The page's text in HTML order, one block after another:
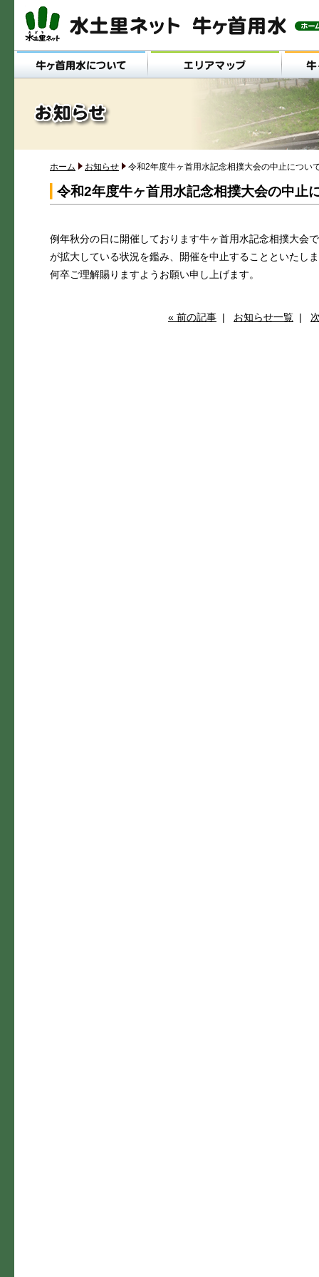
メインメニュー
ホーム お知らせ 令和2年度牛ヶ首用水記念相撲大会の中止につい
令和2年度牛ヶ首用水記念相撲大会の中止
例年秋分の日に開催しております牛ヶ首用水記念相撲大会
が拡大している状況を鑑み、開催を中止することといたし
何卒ご理解賜りますようお願い申し上げます。
« 前の記事 | お知らせ一覧 |